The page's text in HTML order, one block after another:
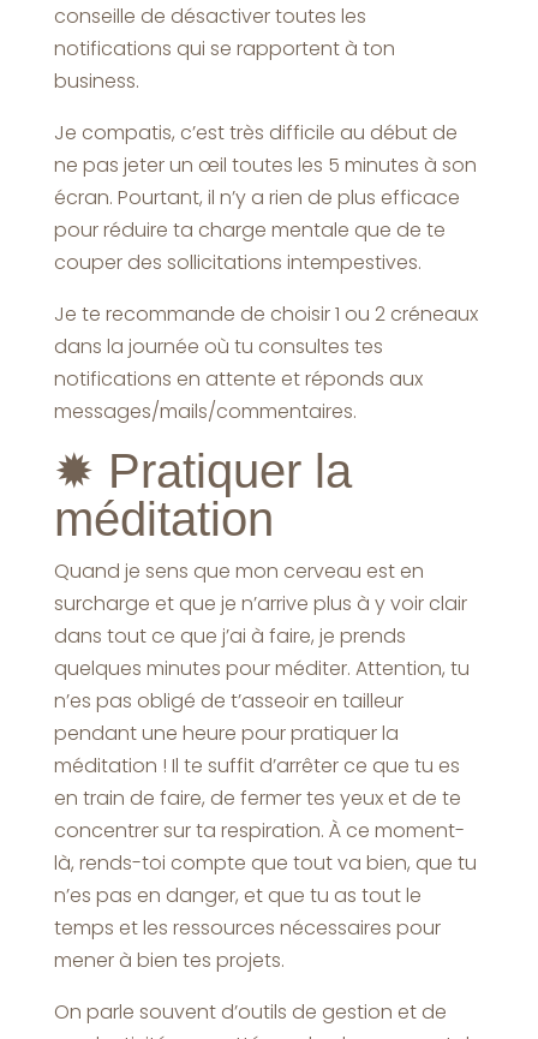
conseille de désactiver toutes les
notifications qui se rapportent à ton
business.
Je compatis, c’est très difficile au début de
ne pas jeter un œil toutes les 5 minutes à son
écran. Pourtant, il n’y a rien de plus efficace
pour réduire ta charge mentale que de te
couper des sollicitations intempestives.
Je te recommande de choisir 1 ou 2 créneaux
dans la journée où tu consultes tes
notifications en attente et réponds aux
messages/mails/commentaires.
✹ Pratiquer la
méditation
Quand je sens que mon cerveau est en
surcharge et que je n’arrive plus à y voir clair
dans tout ce que j’ai à faire, je prends
quelques minutes pour méditer. Attention, tu
n’es pas obligé de t’asseoir en tailleur
pendant une heure pour pratiquer la
méditation ! Il te suffit d’arrêter ce que tu es
en train de faire, de fermer tes yeux et de te
concentrer sur ta respiration. À ce moment-
là, rends-toi compte que tout va bien, que tu
n’es pas en danger, et que tu as tout le
temps et les ressources nécessaires pour
mener à bien tes projets.
On parle souvent d’outils de gestion et de